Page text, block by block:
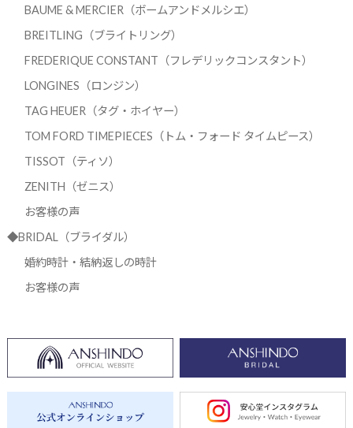
BAUME & MERCIER（ボームアンドメルシエ）
BREITLING（ブライトリング）
FREDERIQUE CONSTANT（フレデリックコンスタント）
LONGINES（ロンジン）
TAG HEUER（タグ・ホイヤー）
TOM FORD TIMEPIECES（トム・フォード タイムピース）
TISSOT（ティソ）
ZENITH（ゼニス）
お客様の声
◆BRIDAL（ブライダル）
婚約時計・結納返しの時計
お客様の声